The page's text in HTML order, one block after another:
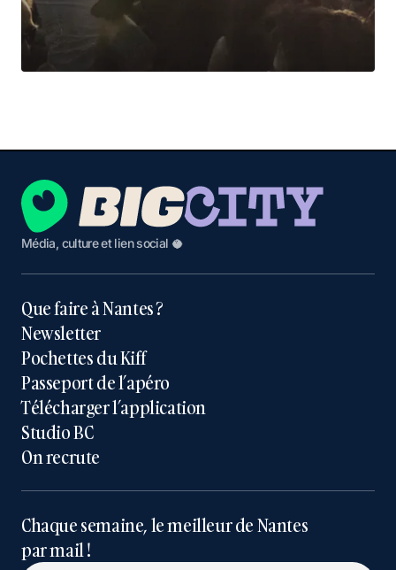
Média, culture et lien social 🥥
Que faire à Nantes ?
Newsletter
Pochettes du Kiff
Passeport de l’apéro
Télécharger l’application
Studio BC
On recrute
Chaque semaine, le meilleur de Nantes
par mail !